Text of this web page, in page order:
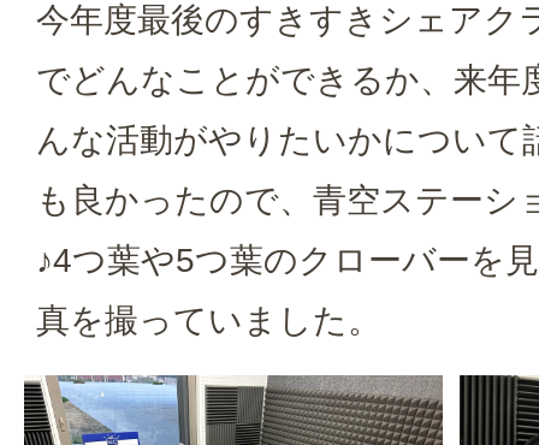
今年度最後のすきすきシェアク
でどんなことができるか、来年
んな活動がやりたいかについて
も良かったので、青空ステーシ
♪4つ葉や5つ葉のクローバーを
真を撮っていました。